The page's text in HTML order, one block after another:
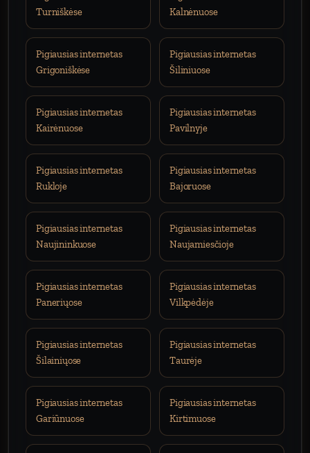
Turniškėse
Kalnėnuose
Pigiausias internetas
Grigoniškėse
Pigiausias internetas
Šiliniuose
Pigiausias internetas
Kairėnuose
Pigiausias internetas
Pavilnyje
Pigiausias internetas
Rukloje
Pigiausias internetas
Bajoruose
Pigiausias internetas
Naujininkuose
Pigiausias internetas
Naujamiesčioje
Pigiausias internetas
Paneriųose
Pigiausias internetas
Vilkpėdėje
Pigiausias internetas
Šilainiųose
Pigiausias internetas
Taurėje
Pigiausias internetas
Gariūnuose
Pigiausias internetas
Kirtimuose